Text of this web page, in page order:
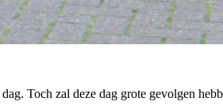
Toch zal deze dag grote gevolgen